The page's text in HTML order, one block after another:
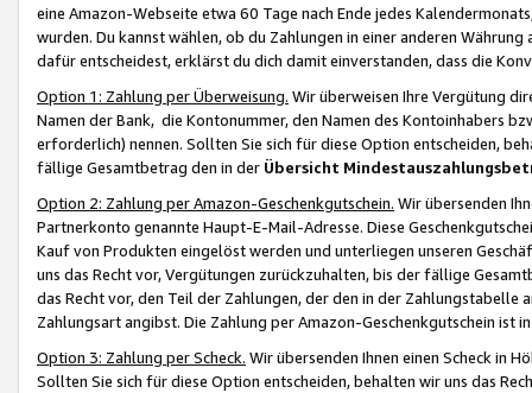
eine Amazon-Webseite etwa 60 Tage nach Ende jedes
wurden. Du kannst wählen, ob du Zahlungen in einer anderen
dafür entscheidest, erklärst du dich damit einverstanden, dass die
Option 1: Zahlung per Überweisung. Wir überweisen Ihre Vergütung
Namen der Bank, die Kontonummer, den Namen des Kontoinhabers
erforderlich) nennen. Sollten Sie sich für diese Option entscheiden,
fällige Gesamtbetrag den in der Übersicht
Option 2: Zahlung per Amazon-Geschenkgutschein. Wir übersenden
Partnerkonto genannte Haupt-E-Mail-Adresse. Diese
Kauf von Produkten eingelöst werden und unterliegen unseren
uns das Recht vor, Vergütungen zurückzuhalten, bis der fällige
das Recht vor, den Teil der Zahlungen, der den in der
Zahlungsart angibst. Die Zahlung per Amazon-Geschenkgutschein ist
Option 3: Zahlung per Scheck. Wir übersenden Ihnen einen Scheck in
Sollten Sie sich für diese Option entscheiden, behalten wir uns das